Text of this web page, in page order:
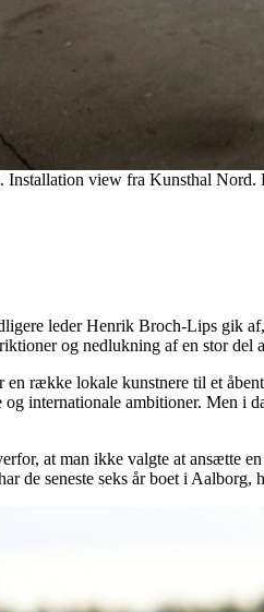
Installation view fra Kunsthal Nord.
leder Henrik Broch-Lips gik
og nedlukning af en stor
række lokale kunstnere til et
og internationale ambitioner. Men i
at man ikke valgte at ansætte
de seneste seks år boet i